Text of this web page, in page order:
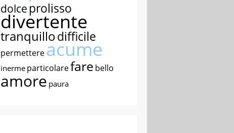
dolce prolisso
divertente
tranquillodifficile
permettereacume
inerme particolarefare bello
amore paura